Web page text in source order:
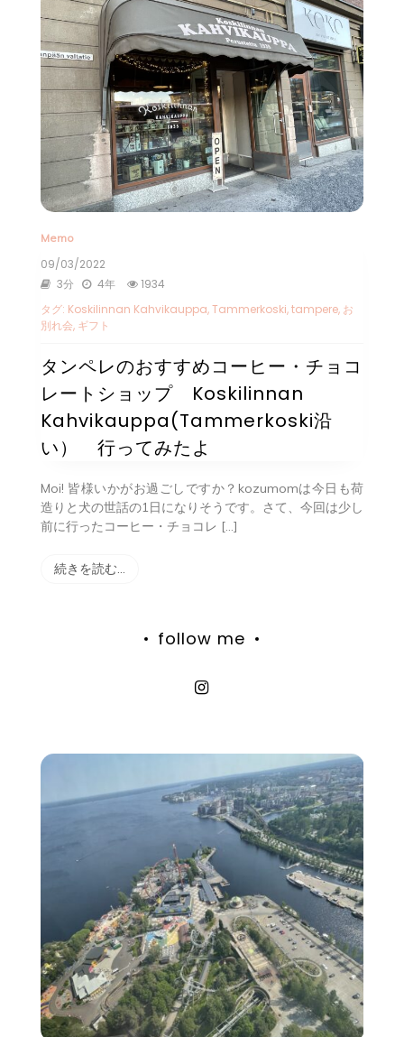
Memo
09/03/2022
3分
4年
1934
タグ: Koskilinnan Kahvikauppa,Tammerkoski,tampere, お
別れ会, ギフト
タンペレのおすすめコーヒー・チョコ
レートショップ Koskilinnan
Kahvikauppa(Tammerkoski沿
い） 行ってみたよ
Moi! 皆様いかがお過ごしですか？kozumomは今日も荷
造りと犬の世話の1日になりそうです。さて、今回は少し
前に行ったコーヒー・チョコレ […]
続きを読む…
follow me